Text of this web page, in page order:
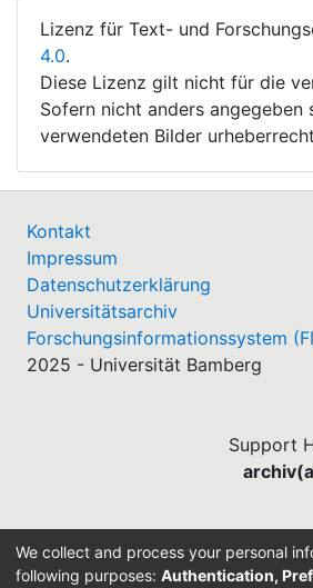
Lizenz für Text- und
4.0.
Diese Lizenz gilt nicht für die
Sofern nicht anders angegeben
verwendeten Bilder
Kontakt
Impressum
Datenschutzerklärung
Universitätsarchiv
Forschungsinformationssystem
2025 - Universität Bamberg
Support
We collect and process your personal
following purposes: Authentication,